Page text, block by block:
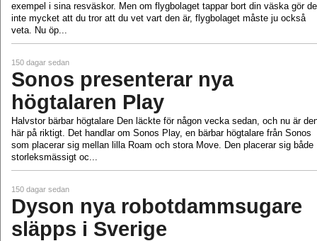
exempel i sina resväskor. Men om flygbolaget tappar bort din väska gör
inte mycket att du tror att du vet vart den är, flygbolaget måste ju också
veta. Nu öp...
150 dagar sedan
Sonos presenterar nya
högtalaren Play
Halvstor bärbar högtalare Den läckte för någon vecka sedan, och nu är
här på riktigt. Det handlar om Sonos Play, en bärbar högtalare från Sonos
som placerar sig mellan lilla Roam och stora Move. Den placerar sig både
storleksmässigt oc...
150 dagar sedan
Dyson nya robotdammsugare
släpps i Sverige